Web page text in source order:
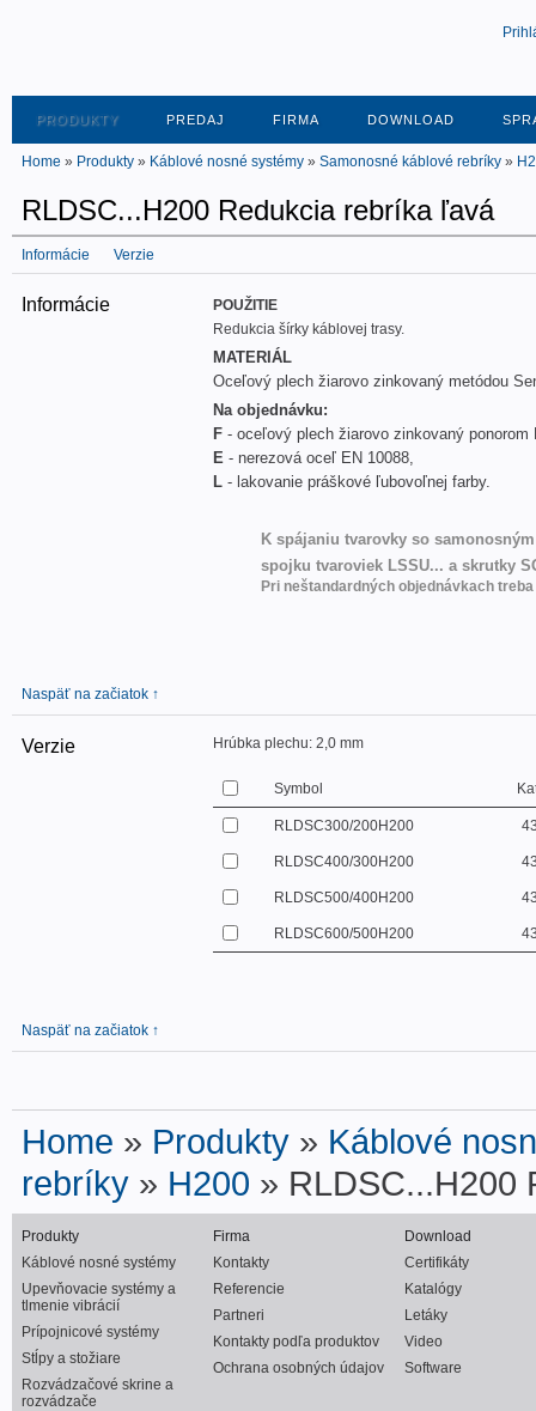
PRODUKTY PREDAJ FIRMA DOWNLOAD
Home » Produkty » Káblové nosné systémy » Samonosné káblové rebríky »
RLDSC...H200 Redukcia rebríka ľavá
Informácie Verzie
Informácie
POUŽITIE
Redukcia šírky káblovej trasy.
MATERIÁL
Oceľový plech žiarovo zinkovaný metódou
Na objednávku:
F - oceľový plech žiarovo zinkovaný ponorom
E - nerezová oceľ EN 10088,
L - lakovanie práškové ľubovoľnej farby.
K spájaniu tvarovky so
spojku tvaroviek LSSU... a skrutky
Pri neštandardných objednávkach
Naspäť na začiatok ↑
Verzie Hrúbka plechu: 2,0 mm
Symbol
RLDSC300/200H200
RLDSC400/300H200
RLDSC500/400H200
RLDSC600/500H200
Naspäť na začiatok ↑
Home » Produkty » Káblové
rebríky » H200 » RLDSC...H200
Produkty
Káblové nosné systémy
Upevňovacie systémy a
tlmenie vibrácií
Prípojnicové systémy
Stĺpy a stožiare
Rozvádzačové skrine a
rozvádzače
Firma
Kontakty
Referencie
Partneri
Kontakty podľa produktov
Ochrana osobných údajov
Download
Certifikáty
Katalógy
Letáky
Video
Software